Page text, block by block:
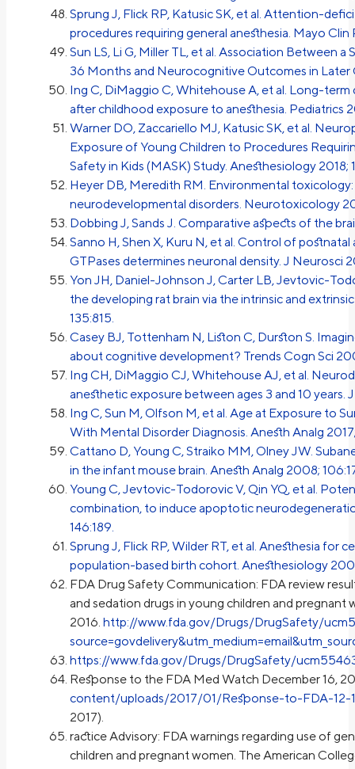
Sprung J, Flick RP, Katusic SK, et al. Attention-
procedures requiring general anesthesia. Mayo Clin
Sun LS, Li G, Miller TL, et al. Association Between
36 Months and Neurocognitive Outcomes in Later
Ing C, DiMaggio C, Whitehouse A, et al. Long-
after childhood exposure to anesthesia. Pediatrics
Warner DO, Zaccariello MJ, Katusic SK, et al.
Exposure of Young Children to Procedures
Safety in Kids (MASK) Study. Anesthesiology 2018;
Heyer DB, Meredith RM. Environmental
neurodevelopmental disorders. Neurotoxicology
Dobbing J, Sands J. Comparative aspects of the
Sanno H, Shen X, Kuru N, et al. Control of
GTPases determines neuronal density. J Neurosci
Yon JH, Daniel-Johnson J, Carter LB, Jevtovic-
the developing rat brain via the intrinsic and
135:815.
Casey BJ, Tottenham N, Liston C, Durston S.
about cognitive development? Trends Cogn Sci
Ing CH, DiMaggio CJ, Whitehouse AJ, et al.
anesthetic exposure between ages 3 and 10 years.
Ing C, Sun M, Olfson M, et al. Age at Exposure to
With Mental Disorder Diagnosis. Anesth Analg
Cattano D, Young C, Straiko MM, Olney JW.
in the infant mouse brain. Anesth Analg 2008;
Young C, Jevtovic-Todorovic V, Qin YQ, et al.
combination, to induce apoptotic
146:189.
Sprung J, Flick RP, Wilder RT, et al. Anesthesia for
population-based birth cohort. Anesthesiology
FDA Drug Safety Communication: FDA review
and sedation drugs in young children and pregnant
2016. http://www.fda.gov/Drugs/DrugSafety/
https://www.fda.gov/Drugs/DrugSafety/
Response to the FDA Med Watch December 16,
content/uploads/2017/01/Response-to-FDA-12-
2017).
ractice Advisory: FDA warnings regarding use of
children and pregnant women. The American